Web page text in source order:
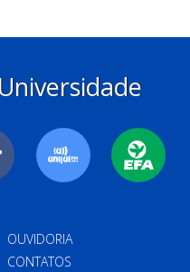
OUVIDORIA
CONTATOS